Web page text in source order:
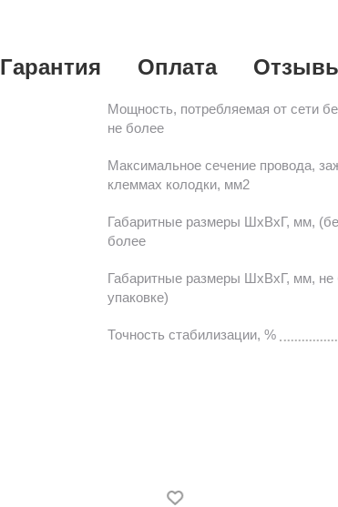
Гарантия Оплата
Мощность, потребляемая от сети
не более
Максимальное сечение провода,
клеммах колодки, мм2
Габаритные размеры ШхВхГ, мм,
более
Габаритные размеры ШхВхГ, мм, не
упаковке)
Точность стабилизации, %